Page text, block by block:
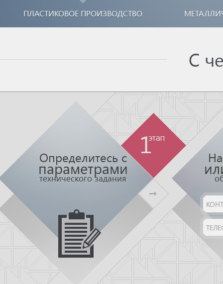
ПЛАСТИКОВОЕ ПРОИЗВОДСТВО
С
Определитесь с
параметрами
технического задания